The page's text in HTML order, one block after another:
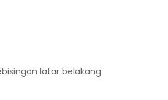
latar belakang